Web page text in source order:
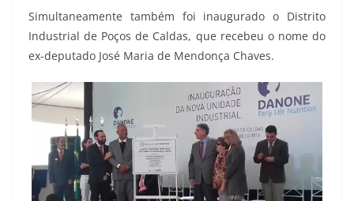
Simultaneamente também foi inaugurado o Distrito
Industrial de Poços de Caldas, que recebeu o nome do
ex-deputado José Maria de Mendonça Chaves.